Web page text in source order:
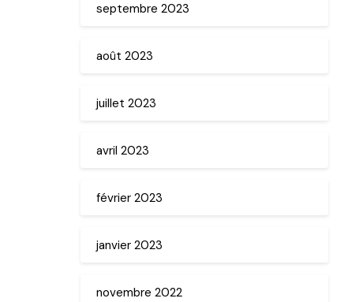
septembre 2023
août 2023
juillet 2023
avril 2023
février 2023
janvier 2023
novembre 2022